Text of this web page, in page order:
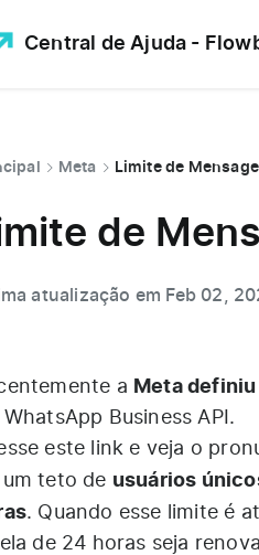
Central de Ajuda -
Meta Limite de
de
atualização em Feb 02,
a Meta
Business API.
este link e veja o
um teto de usuários
. Quando esse limite é
de 24 horas seja